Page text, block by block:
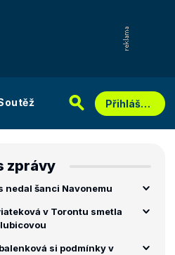
Přihlášení
zprávy
nedal šanci Navonemu
v Torontu smetla
si podmínky v